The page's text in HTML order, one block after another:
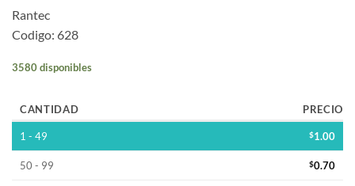
Rantec
Codigo: 628
3580 disponibles
CANTIDAD PRECIO
1 - 49 $1.00
50 - 99 $0.70